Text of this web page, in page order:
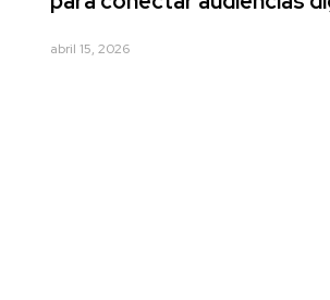
abril 15, 2026